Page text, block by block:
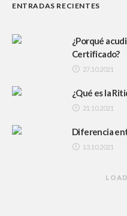
ENTRADAS RECIENTES
¿Porqué
Certificado?
27.10.2021
¿Qué es la
21.10.2021
Diferencia
13.10.2021